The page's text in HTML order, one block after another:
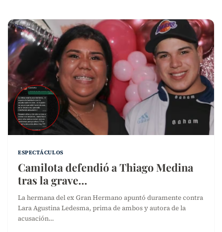
ESPECTÁCULOS
Camilota defendió a Thiago Medina
tras la grave…
La hermana del ex Gran Hermano apuntó duramente contra
Lara Agustina Ledesma, prima de ambos y autora de la
acusación…